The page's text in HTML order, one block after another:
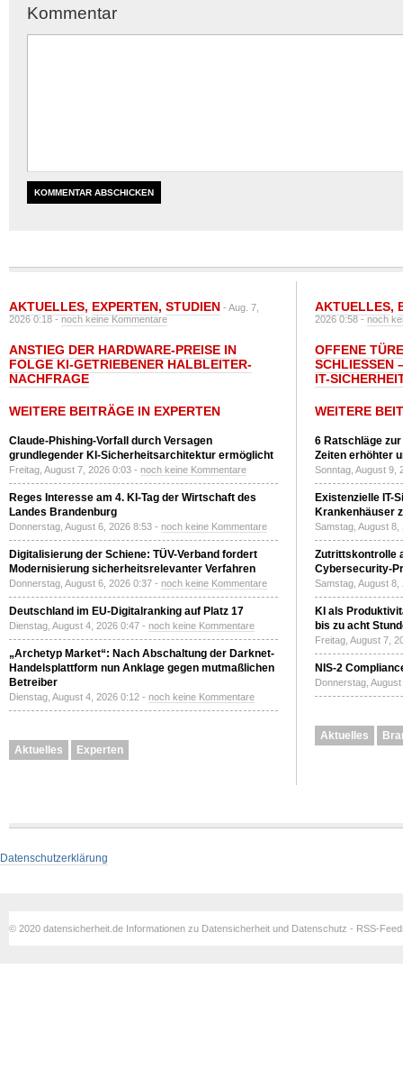
Kommentar
AKTUELLES, EXPERTEN, STUDIEN - Aug. 7,
2026 0:18 -noch keine Kommentare
ANSTIEG DER HARDWARE-PREISE IN
FOLGE KI-GETRIEBENER HALBLEITER-
NACHFRAGE
WEITERE BEITRÄGE IN EXPERTEN
Claude-Phishing-Vorfall durch Versagen
grundlegender KI-Sicherheitsarchitektur ermöglicht
Freitag, August 7, 2026 0:03 - noch keine Kommentare
Reges Interesse am 4. KI-Tag der Wirtschaft des
Landes Brandenburg
Donnerstag, August 6, 2026 8:53 - noch keine Kommentare
Digitalisierung der Schiene: TÜV-Verband fordert
Modernisierung sicherheitsrelevanter Verfahren
Donnerstag, August 6, 2026 0:37 - noch keine Kommentare
Deutschland im EU-Digitalranking auf Platz 17
Dienstag, August 4, 2026 0:47 - noch keine Kommentare
„Archetyp Market“: Nach Abschaltung der Darknet-
Handelsplattform nun Anklage gegen mutmaßlichen
Betreiber
Dienstag, August 4, 2026 0:12 - noch keine Kommentare
Aktuelles Experten
AKTUELLES,
2026 0:58 -noch
OFFENE
SCHLIESSEN
T-
WEITERE
6 Ratschläge
Zeiten erhöhter
Sonntag, August 9,
Existenzielle IT-
Krankenhäuser
Samstag, August
Zutrittskontrolle
Cybersecurity-
Samstag, August
KI als
bis zu acht
Freitag, August 7,
NIS-2
Donnerstag,
Aktuelles
Datenschutzerklärung
© 2020 datensicherheit.de Informationen zu Datensicherheit und Datenschutz - RSS-